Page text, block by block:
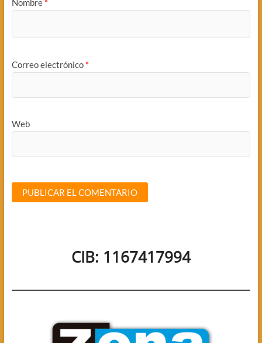
Nombre *
Correo electrónico *
Web
CIB: 1167417994